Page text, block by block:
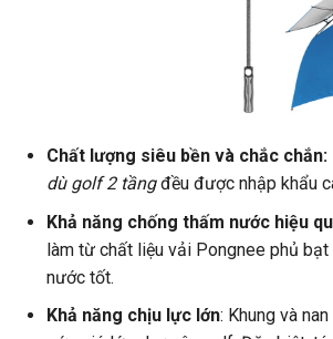
Chất lượng siêu bền và chắc chắn:
dù golf 2 tầngđều được nhập khẩu
Khả năng chống thấm nước hiệu
làm từ chất liệu vải Pongnee phủ
nước tốt.
Khả năng chịu lực lớn: Khung và